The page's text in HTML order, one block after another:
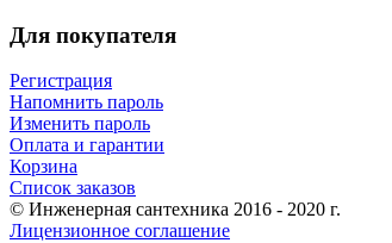
Для покупателя
Регистрация
Напомнить пароль
Изменить пароль
Оплата и гарантии
Корзина
Список заказов
© Инженерная сантехника 2016 - 2020 г.
Лицензионное соглашение